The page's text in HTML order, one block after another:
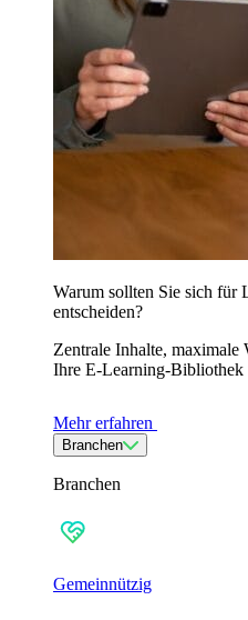
Warum sollten Sie sich für
entscheiden?
Zentrale Inhalte,
Ihre E-Learning-Bibliothek
Mehr erfahren
Branchen
Branchen
Gemeinnützig